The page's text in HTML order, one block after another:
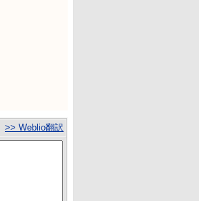
>> Weblio翻訳